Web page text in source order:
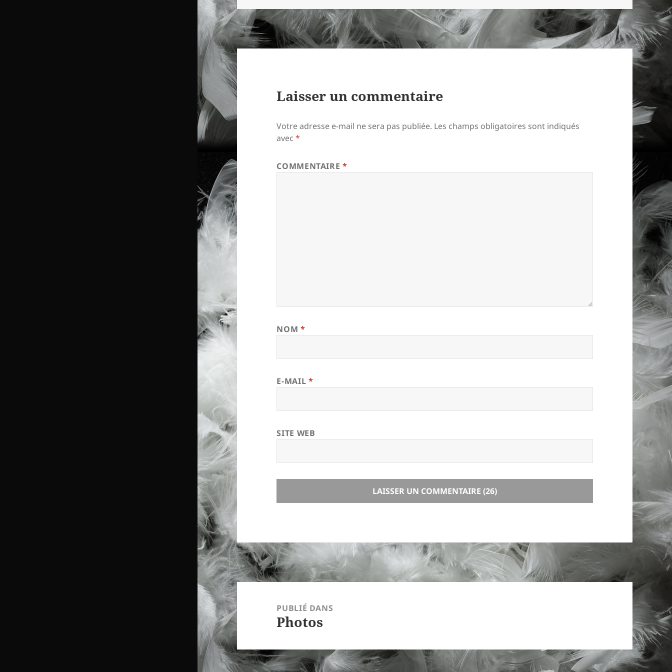
Laisser un commentaire
Votre adresse e-mail ne sera pas publiée. Les champs obligatoires sont indiqués
avec*
COMMENTAIRE*
NOM *
E-MAIL *
SITE WEB
Navigation
de
l’article
PUBLIÉ DANS
Photos